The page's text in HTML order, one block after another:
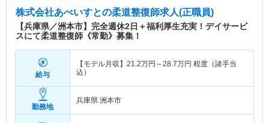
株式会社あべいすとの柔道整復師求人(正職員)
【兵庫県／洲本市】完全週休2日＋福利厚生充実！デイサービ
スにて柔道整復師《常勤》募集！
給与
【モデル月収】 21.2万円～28.7万円 程度（諸手当
込）
勤務地
兵庫県 洲本市